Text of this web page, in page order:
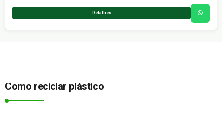
Detalhes
Como reciclar plástico